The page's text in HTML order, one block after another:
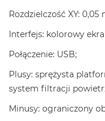
Rozdzielczość XY: 0,05
Interfejs: kolorowy
Połączenie: USB;
Plusy: sprężysta
system filtracji
Minusy: ograniczony